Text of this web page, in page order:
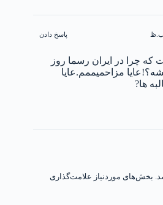
پاسخ دادن
که چرا در ایران رسما روز
مزاحمیممم.عایا
ها?
بخش‌های موردنیاز علامت‌گذاری